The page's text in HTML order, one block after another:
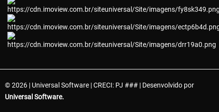
© 2026 | Universal Software | CRECI: PJ ### | Desenvolvido por
Universal Software.